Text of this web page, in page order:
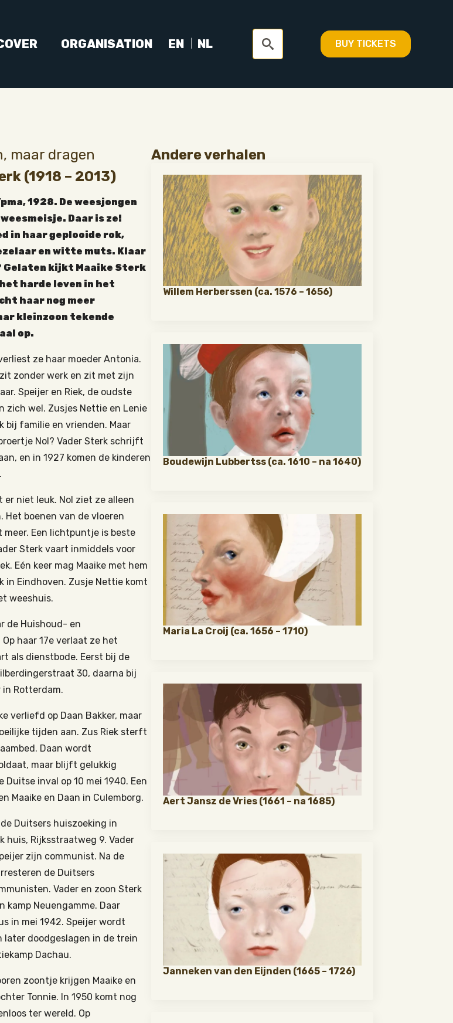
ORGANISATION EN NL BUY TICKETS
maar dragen
(1918 – 2013)
1928. De weesjongen
Daar is ze!
in haar geplooide rok,
en witte muts. Klaar
Gelaten kijkt Maaike Sterk
harde leven in het
haar nog meer
kleinzoon tekende
op.
ze haar moeder Antonia.
zonder werk en zit met zijn
Speijer en Riek, de oudste
zich wel. Zusjes Nettie en Lenie
bij familie en vrienden. Maar
Nol? Vader Sterk schrijft
en in 1927 komen de kinderen
er niet leuk. Nol ziet ze alleen
Het boenen van de vloeren
meer. Een lichtpuntje is beste
Sterk vaart inmiddels voor
Eén keer mag Maaike met hem
in Eindhoven. Zusje Nettie komt
weeshuis.
de Huishoud- en
haar 17e verlaat ze het
als dienstbode. Eerst bij de
30, daarna bij
Rotterdam.
verliefd op Daan Bakker, maar
tijden aan. Zus Riek sterft
Daan wordt
maar blijft gelukkig
Duitse inval op 10 mei 1940. Een
Maaike en Daan in Culemborg.
Duitsers huiszoeking in
huis, Rijksstraatweg 9. Vader
zijn communist. Na de
de Duitsers
Vader en zoon Sterk
kamp Neuengamme. Daar
in mei 1942. Speijer wordt
later doodgeslagen in de trein
Dachau.
zoontje krijgen Maaike en
Tonnie. In 1950 komt nog
ter wereld. Op
Andere verhalen
Willem Herberssen (ca. 1576 – 1656)
Boudewijn Lubbertss (ca. 1610 – na 1640)
Maria La Croij (ca. 1656 – 1710)
Aert Jansz de Vries (1661 – na 1685)
Janneken van den Eijnden (1665 – 1726)